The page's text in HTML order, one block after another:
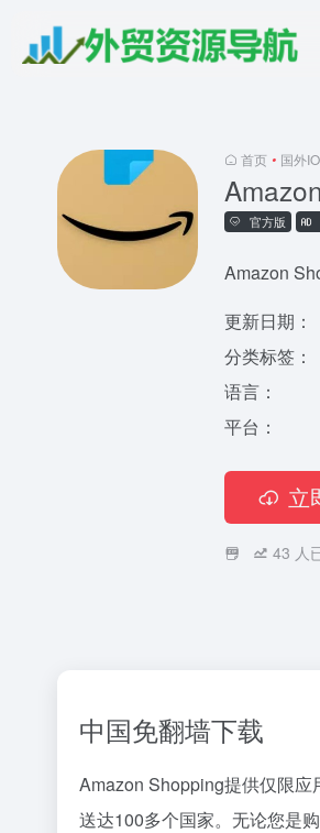
首页 • 国外
官方版
Amazon
更新日期：
分类标签：
语言：
平台：
立
43 人
中国免翻墙下载
Amazon Shopping提供仅限
送达100多个国家。无论您是